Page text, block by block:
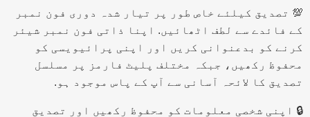
💯 تصدیق کیلئے خاص طور پر تیار شدہ دوری فون نمبر
کے فائدے سے لطف اٹھائیں. اپنا ذاتی فون نمبر شیئر
کرنے کو بدعنوانی کریں اور اپنی پرائیویسی کو
محفوظ رکھیں، جبکہ مختلف پلیٹ فارمز پر مسلسل
تصدیق کا لائحہ آسانی سے آپ کے پاس موجود ہو.
🔒 اپنی شخصی معلومات کو محفوظ رکھیں اور تصدیق